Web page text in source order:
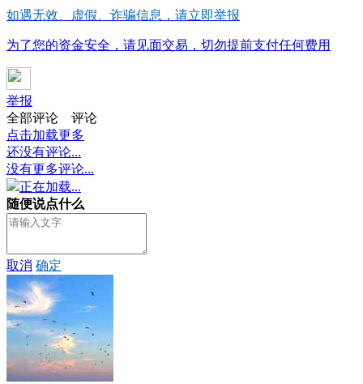
如遇无效、虚假、诈骗信息，请立即举报
为了您的资金安全，请见面交易，切勿提前支付任何费用
举报
全部评论
评论
点击加载更多
还没有评论...
没有更多评论...
正在加载...
随便说点什么
取消 确定